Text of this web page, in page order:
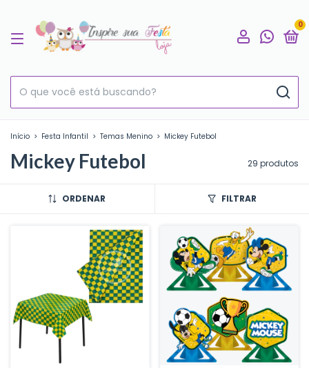
0
Início > Festa Infantil > Temas Menino > Mickey Futebol
Mickey Futebol 29 produtos
ORDENAR FILTRAR